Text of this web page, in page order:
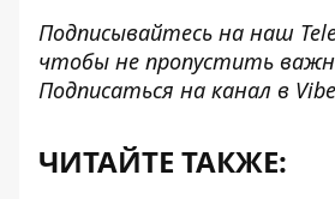
Подписывайтесь на наш
чтобы не пропустить
Подписаться на канал в
ЧИТАЙТЕ ТАКЖЕ: